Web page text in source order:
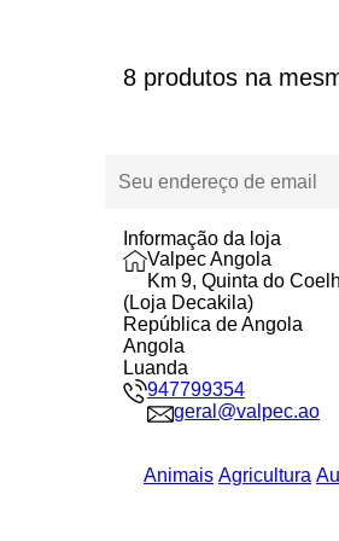
8 produtos na
Informação da loja
Valpec Angola
Km 9, Quinta do
(Loja Decakila)
República de Angola
Angola
Luanda
947799354
geral@valpec.ao
Animais Agricultura